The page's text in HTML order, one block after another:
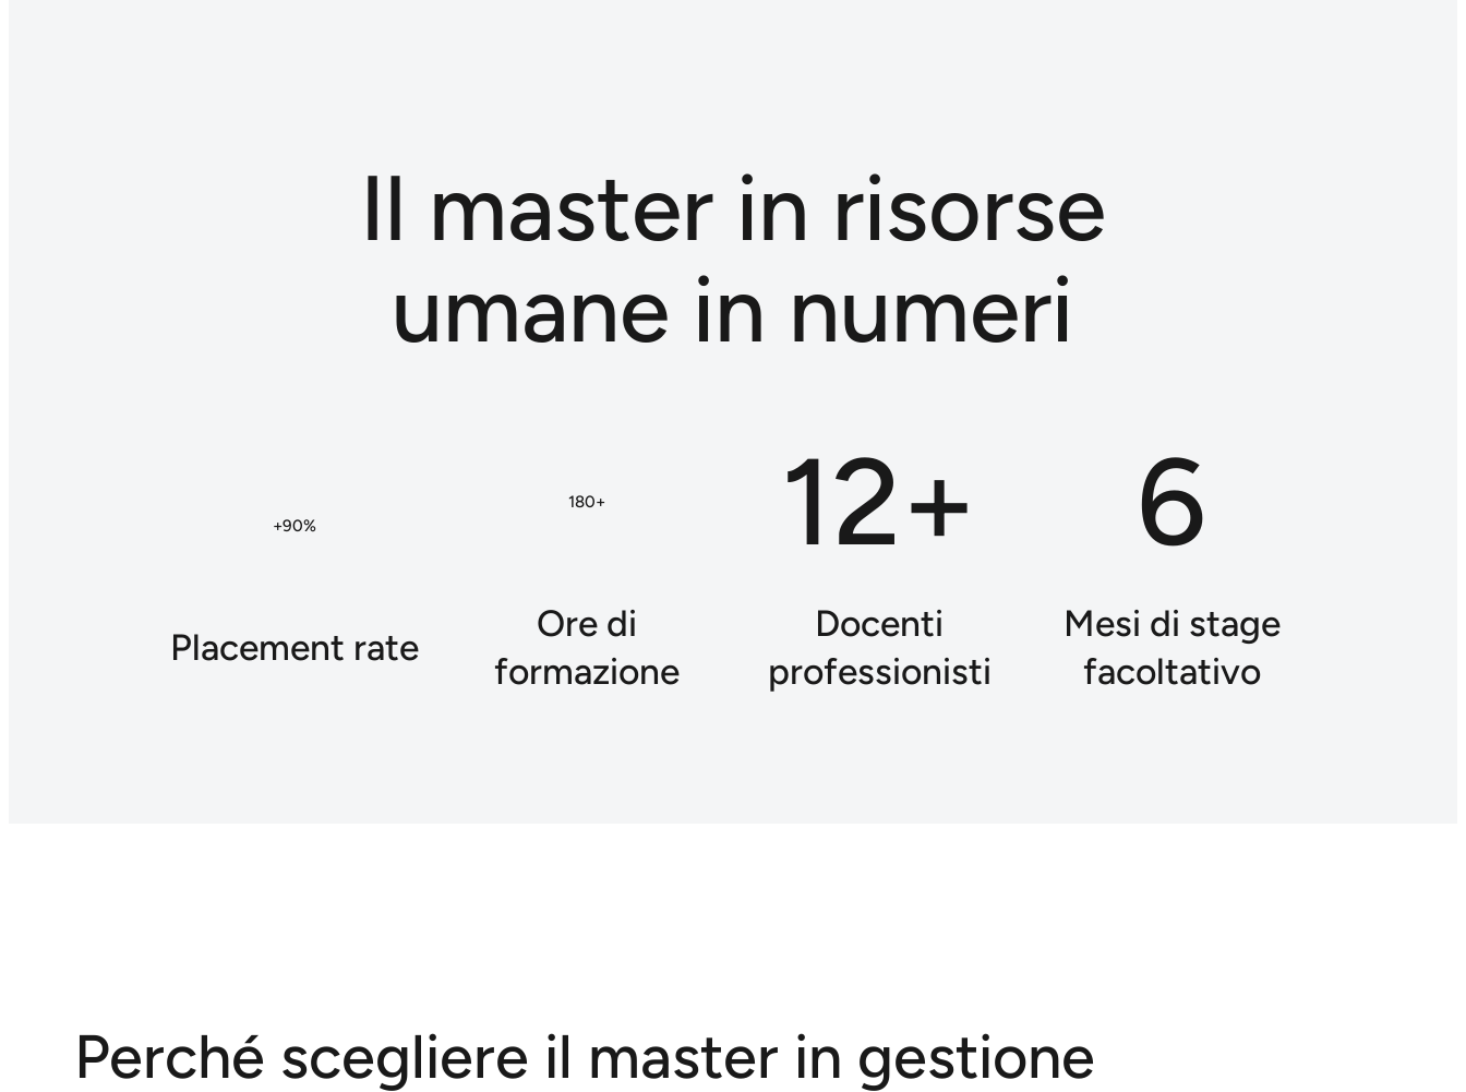
Il master in risorse
umane in numeri
+90%
Placement rate
180+
Ore di
formazione
12+
Docenti
professionisti
6
Mesi di stage
facoltativo
Perché scegliere il master in gestione